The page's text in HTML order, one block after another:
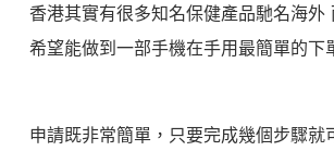
香港其實有很多知名保健產品馳名海外
希望能做到一部手機在手用最簡單的
申請既非常簡單，只要完成幾個步驟就